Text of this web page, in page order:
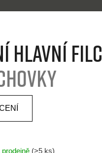
hlavní filc
(>5 ks)